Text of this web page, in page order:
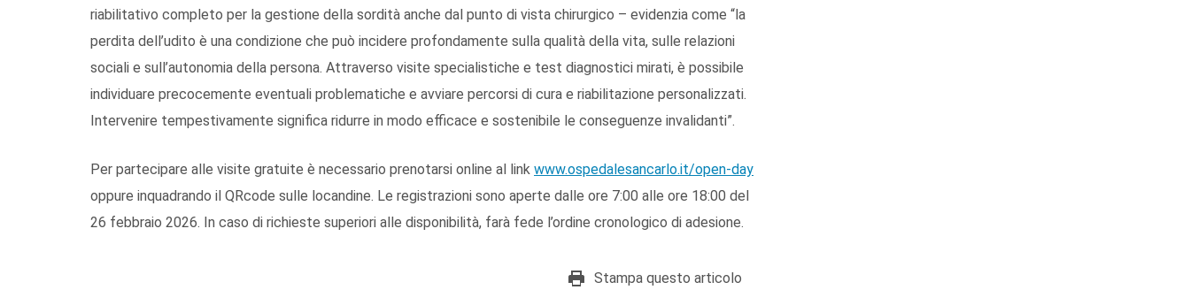
riabilitativo completo per la gestione della sordità anche dal punto di vista chirurgico – evidenzia come “la
perdita dell’udito è una condizione che può incidere profondamente sulla qualità della vita, sulle relazioni
sociali e sull’autonomia della persona. Attraverso visite specialistiche e test diagnostici mirati, è possibile
individuare precocemente eventuali problematiche e avviare percorsi di cura e riabilitazione personalizzati.
Intervenire tempestivamente significa ridurre in modo efficace e sostenibile le conseguenze invalidanti”.
Per partecipare alle visite gratuite è necessario prenotarsi online al link www.ospedalesancarlo.it/open-day
oppure inquadrando il QRcode sulle locandine. Le registrazioni sono aperte dalle ore 7:00 alle ore 18:00 del
26 febbraio 2026. In caso di richieste superiori alle disponibilità, farà fede l’ordine cronologico di adesione.
Stampa questo articolo